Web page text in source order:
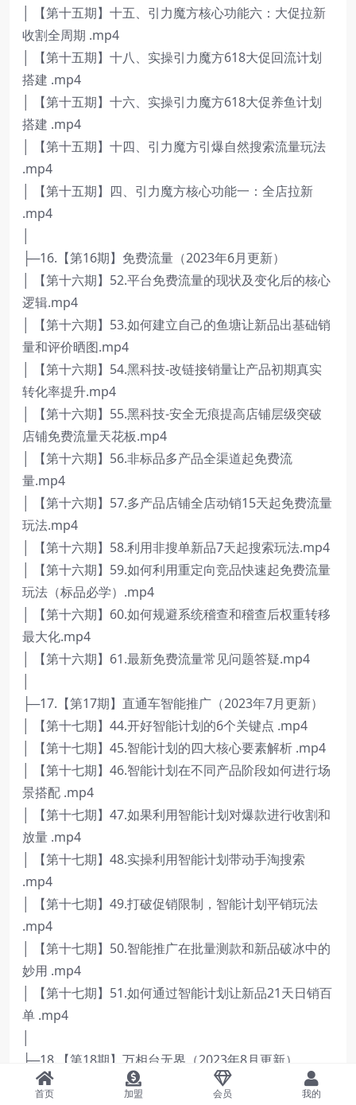
│ 【第十五期】十五、引力魔方核心功能六：大促拉新
收割全周期 .mp4
│ 【第十五期】十八、实操引力魔方618大促回流计划
搭建 .mp4
│ 【第十五期】十六、实操引力魔方618大促养鱼计划
搭建 .mp4
│ 【第十五期】十四、引力魔方引爆自然搜索流量玩法
.mp4
│ 【第十五期】四、引力魔方核心功能一：全店拉新
.mp4
├─16.【第16期】免费流量（2023年6月更新）
│ 【第十六期】52.平台免费流量的现状及变化后的核心
逻辑.mp4
│ 【第十六期】53.如何建立自己的鱼塘让新品出基础销
量和评价晒图.mp4
│ 【第十六期】54.黑科技-改链接销量让产品初期真实
转化率提升.mp4
│ 【第十六期】55.黑科技-安全无痕提高店铺层级突破
店铺免费流量天花板.mp4
│ 【第十六期】56.非标品多产品全渠道起免费流
量.mp4
│ 【第十六期】57.多产品店铺全店动销15天起免费流量
玩法.mp4
│ 【第十六期】58.利用非搜单新品7天起搜索玩法.mp4
│ 【第十六期】59.如何利用重定向竞品快速起免费流量
玩法（标品必学）.mp4
│ 【第十六期】60.如何规避系统稽查和稽查后权重转移
最大化.mp4
│ 【第十六期】61.最新免费流量常见问题答疑.mp4
├─17.【第17期】直通车智能推广（2023年7月更新）
│ 【第十七期】44.开好智能计划的6个关键点 .mp4
│ 【第十七期】45.智能计划的四大核心要素解析 .mp4
│ 【第十七期】46.智能计划在不同产品阶段如何进行场
景搭配 .mp4
│ 【第十七期】47.如果利用智能计划对爆款进行收割和
放量 .mp4
│ 【第十七期】48.实操利用智能计划带动手淘搜索
.mp4
│ 【第十七期】49.打破促销限制，智能计划平销玩法
.mp4
│ 【第十七期】50.智能推广在批量测款和新品破冰中的
妙用 .mp4
│ 【第十七期】51.如何通过智能计划让新品21天日销百
单 .mp4
├─18.【第18期】万相台无界（2023年8月更新）
│ 【第十八期】31.万相台无界推广逻辑和如何运用
首页 加盟 会员 我的